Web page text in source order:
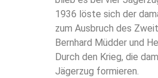
1936 löste sich der
zum Ausbruch des
Bernhard Müdder und
Durch den Krieg, die
Jägerzug formieren.